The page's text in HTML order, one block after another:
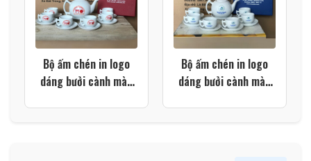
Bộ ấm chén in logo
dáng bưởi cành màu
Bộ ấm chén in logo
dáng bưởi cành màu